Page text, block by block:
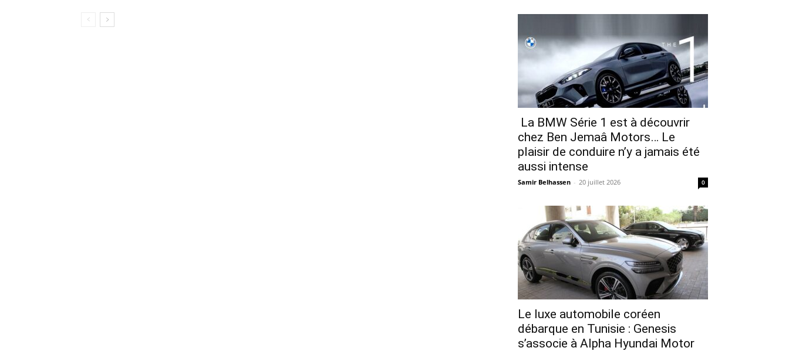
La BMW Série 1 est à découvrir
chez Ben Jemaâ Motors… Le
plaisir de conduire n’y a jamais été
aussi intense
Samir Belhassen - 20 juillet 2026 0
Le luxe automobile coréen
débarque en Tunisie : Genesis
s’associe à Alpha Hyundai Motor